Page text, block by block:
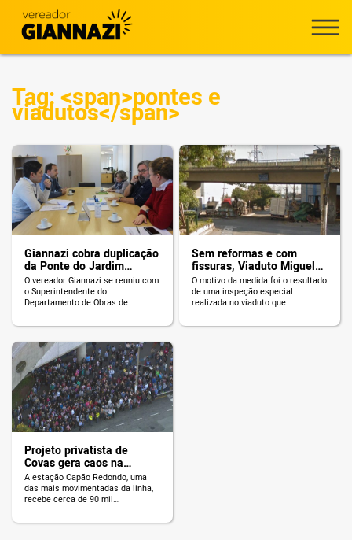
Tag: <span>pontes e
viadutos</span>
Giannazi cobra duplicação
da Ponte do Jardim
Primavera
O vereador Giannazi se reuniu com
o Superintendente do
Departamento de Obras de
Laganà, para cobrar detalhamento
Ponte no bairro Jardim Primavera,
na zona Sul da cidade.
Sem reformas e com
fissuras, Viaduto Miguel
Mofarrej é fechado
O motivo da medida foi o resultado
de uma inspeção especial
realizada no viaduto que
vãos centrais.
Projeto privatista de
Covas gera caos na
mobilidade
A estação Capão Redondo, uma
das mais movimentadas da linha,
recebe cerca de 90 mil
enfrentaram um verdadeiro caos